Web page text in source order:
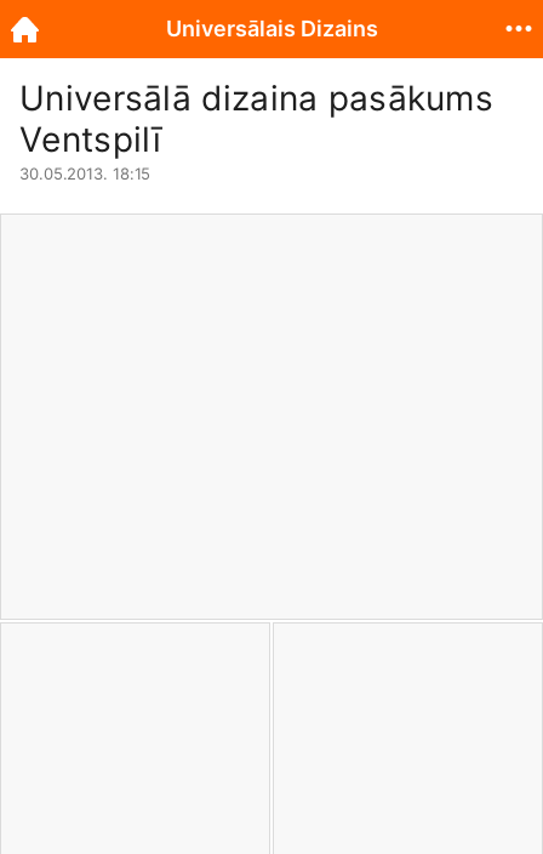
Universālā dizaina pasākums
Ventspilī
30.05.2013. 18:15
Universālais Dizains